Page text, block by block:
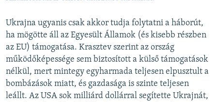
Ukrajna ugyanis csak akkor tudja folytatni a háborút,
ha mögötte áll az Egyesült Államok (és kisebb részben
az EU) támogatása. Krasztev szerint az ország
működőképessége sem biztosított a külső támogatások
nélkül, mert mintegy egyharmada teljesen elpusztult a
bombázások miatt, és gazdasága is szinte teljesen
leállt. Az USA sok milliárd dollárral segítette Ukrajnát,